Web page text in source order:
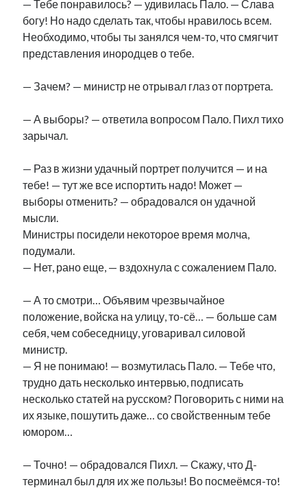
— Тебе понравилось? — удивилась Пало. — Слава
богу! Но надо сделать так, чтобы нравилось всем.
Необходимо, чтобы ты занялся чем-то, что смягчит
представления инородцев о тебе.
— Зачем? — министр не отрывал глаз от портрета.
— А выборы? — ответила вопросом Пало. Пихл тихо
зарычал.
— Раз в жизни удачный портрет получится — и на
тебе! — тут же все испортить надо! Может —
выборы отменить? — обрадовался он удачной
мысли.
Министры посидели некоторое время молча,
подумали.
— Нет, рано еще, — вздохнула с сожалением Пало.
— А то смотри… Объявим чрезвычайное
положение, войска на улицу, то-сё… — больше сам
себя, чем собеседницу, уговаривал силовой
министр.
— Я не понимаю! — возмутилась Пало. — Тебе что,
трудно дать несколько интервью, подписать
несколько статей на русском? Поговорить с ними на
их языке, пошутить даже… со свойственным тебе
юмором…
— Точно! — обрадовался Пихл. — Скажу, что Д-
терминал был для их же пользы! Во посмеёмся-то!